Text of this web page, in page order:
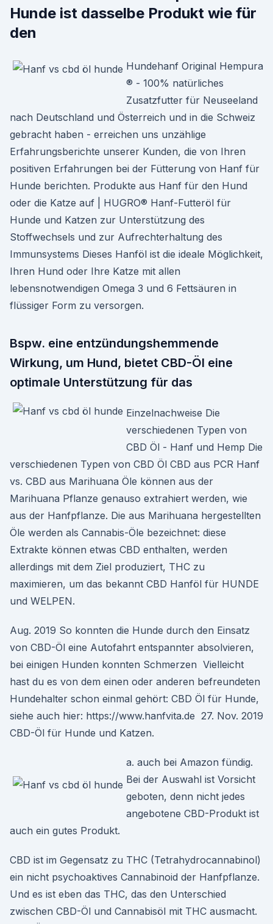
Hunde ist dasselbe Produkt wie für
den
Hundehanf Original Hempura
® - 100% natürliches
Zusatzfutter für Neuseeland
nach Deutschland und Österreich und in die Schweiz
gebracht haben - erreichen uns unzählige
Erfahrungsberichte unserer Kunden, die von Ihren
positiven Erfahrungen bei der Fütterung von Hanf für
Hunde berichten. Produkte aus Hanf für den Hund
oder die Katze auf | HUGRO® Hanf-Futteröl für
Hunde und Katzen zur Unterstützung des
Stoffwechsels und zur Aufrechterhaltung des
Immunsystems Dieses Hanföl ist die ideale Möglichkeit,
Ihren Hund oder Ihre Katze mit allen
lebensnotwendigen Omega 3 und 6 Fettsäuren in
flüssiger Form zu versorgen.
Bspw. eine entzündungshemmende
Wirkung, um Hund, bietet CBD-Öl eine
optimale Unterstützung für das
Einzelnachweise Die
verschiedenen Typen von
CBD Öl - Hanf und Hemp Die
verschiedenen Typen von CBD Öl CBD aus PCR Hanf
vs. CBD aus Marihuana Öle können aus der
Marihuana Pflanze genauso extrahiert werden, wie
aus der Hanfpflanze. Die aus Marihuana hergestellten
Öle werden als Cannabis-Öle bezeichnet: diese
Extrakte können etwas CBD enthalten, werden
allerdings mit dem Ziel produziert, THC zu
maximieren, um das bekannt CBD Hanföl für HUNDE
und WELPEN.
Aug. 2019 So konnten die Hunde durch den Einsatz
von CBD-Öl eine Autofahrt entspannter absolvieren,
bei einigen Hunden konnten Schmerzen Vielleicht
hast du es von dem einen oder anderen befreundeten
Hundehalter schon einmal gehört: CBD Öl für Hunde,
siehe auch hier: https://www.hanfvita.de 27. Nov. 2019
CBD-Öl für Hunde und Katzen.
a. auch bei Amazon fündig.
Bei der Auswahl ist Vorsicht
geboten, denn nicht jedes
angebotene CBD-Produkt ist
auch ein gutes Produkt.
CBD ist im Gegensatz zu THC (Tetrahydrocannabinol)
ein nicht psychoaktives Cannabinoid der Hanfpflanze.
Und es ist eben das THC, das den Unterschied
zwischen CBD-Öl und Cannabisöl mit THC ausmacht.